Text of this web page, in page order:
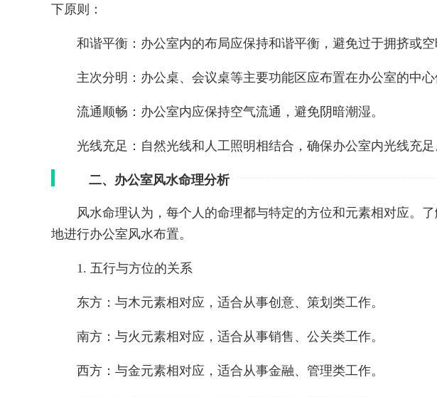
下原则：
和谐平衡：办公室内的布局应保持和谐平衡，避免过于拥挤或空
主次分明：办公桌、会议桌等主要功能区应布置在办公室的中心
流通顺畅：办公室内应保持空气流通，避免阴暗潮湿。
光线充足：自然光线和人工照明相结合，确保办公室内光线充足
二、办公室风水命理分析
风水命理认为，每个人的命理都与特定的方位和元素相对应。
地进行办公室风水布置。
1. 五行与方位的关系
东方：与木元素相对应，适合从事创意、策划类工作。
南方：与火元素相对应，适合从事销售、公关类工作。
西方：与金元素相对应，适合从事金融、管理类工作。